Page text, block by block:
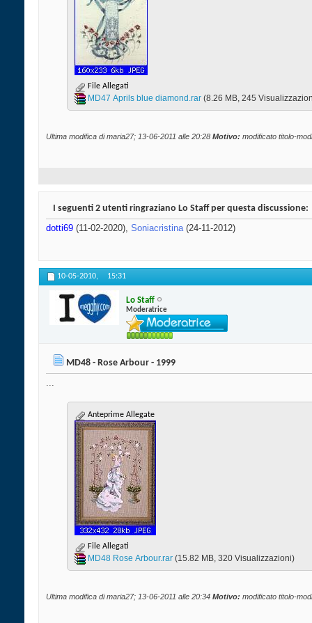
File Allegati
MD47 Aprils blue diamond.rar‎ (8.26 MB, 245
Ultima modifica di maria27; 13-06-2011 alle 20:28 Motivo: modificato titolo-
I seguenti 2 utenti ringraziano Lo Staff per questa discussione:
dotti69 (11-02-2020), Soniacristina(24-11-2012)
10-05-2010, 15:31
Lo Staff
Moderatrice
MD48 - Rose Arbour - 1999
...
Anteprime Allegate
File Allegati
MD48 Rose Arbour.rar‎ (15.82 MB, 320 Visualizzazioni)
Ultima modifica di maria27; 13-06-2011 alle 20:34 Motivo: modificato titolo-